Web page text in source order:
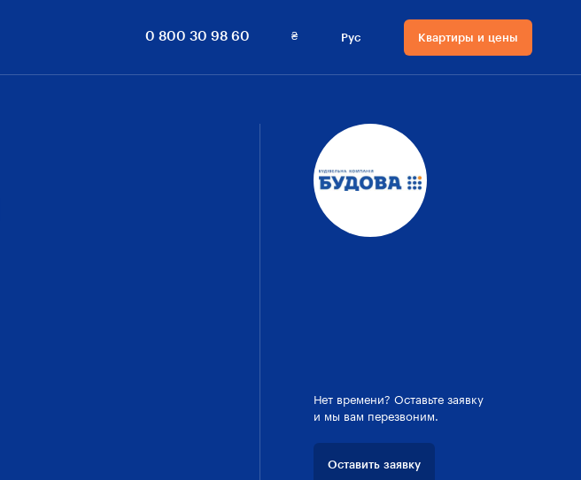
0 800 30 98 60 ₴
Валюта на сайте
$ Доллары
Рус
Язык сайта
Українська
Квартиры и цены
Квартиры и цены
Нет времени? Оставьте заявку
и мы вам перезвоним.
Оставить заявку